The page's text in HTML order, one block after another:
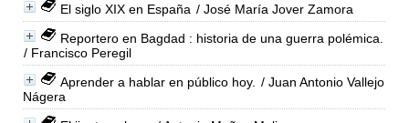
El siglo XIX en España / José María Jover Zamora
Reportero en Bagdad : historia de una guerra polémica.
/ Francisco Peregil
Aprender a hablar en público hoy. / Juan Antonio Vallejo
Nágera